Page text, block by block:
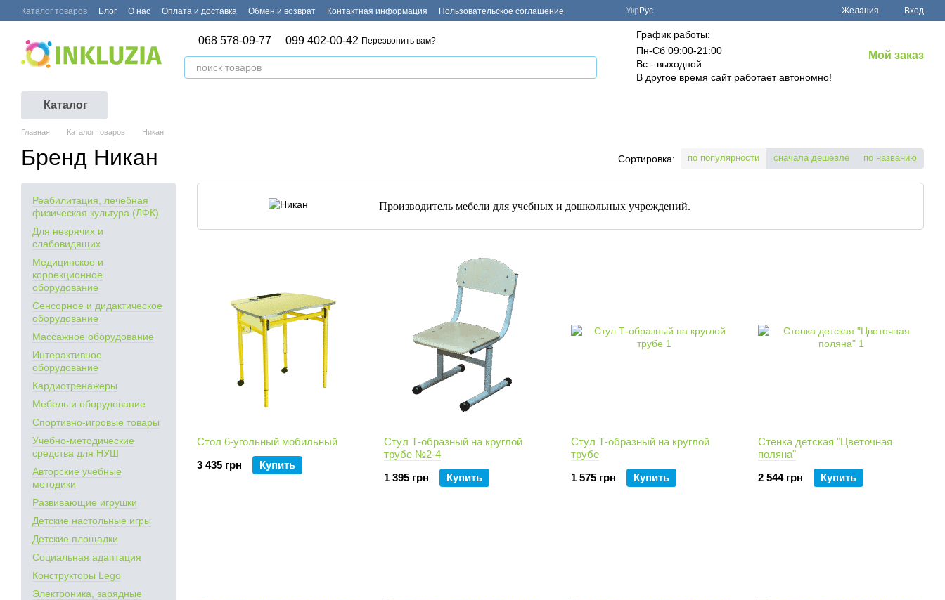
Перейти к основному контенту
Каталог товаров Блог О нас Оплата и доставка Обмен и возврат Контактная информация Пользовательское соглашение Укр Рус Желания Вход
068 578-09-77 099 402-00-42 Перезвонить вам?
График работы:
Пн-Сб 09:00-21:00
Вс - выходной
В другое время сайт работает автономно!
Мой заказ
Каталог
Главная Каталог товаров Никан
Бренд Никан Сортировка: по популярности сначала дешевле по названию
Производитель мебели для учебных и дошкольных учреждений.
Стол 6-угольный мобильный
3 435 грн
Купить
Стул Т-образный на круглой
трубе №2-4
1 395 грн
Купить
Стул Т-образный на круглой
трубе
1 575 грн
Купить
Стенка детская "Цветочная
поляна"
2 544 грн
Купить
Реабилитация, лечебная
физическая культура (ЛФК)
Для незрячих и
слабовидящих
Медицинское и
коррекционное
оборудование
Сенсорное и дидактическое
оборудование
Массажное оборудование
Интерактивное
оборудование
Кардиотренажеры
Мебель и оборудование
Спортивно-игровые товары
Учебно-методические
средства для НУШ
Авторские учебные
методики
Развивающие игрушки
Детские настольные игры
Детские площадки
Социальная адаптация
Конструкторы Lego
Электроника, зарядные